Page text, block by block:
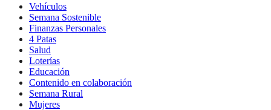
Vehículos
Semana Sostenible
Finanzas Personales
4 Patas
Salud
Loterías
Educación
Contenido en colaboración
Semana Rural
Mujeres